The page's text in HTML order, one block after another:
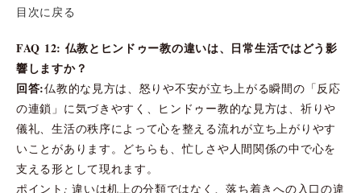
目次に戻る
FAQ 12: 仏教とヒンドゥー教の違いは、日常生活ではどう影
響しますか？
回答:仏教的な見方は、怒りや不安が立ち上がる瞬間の「反応
の連鎖」に気づきやすく、ヒンドゥー教的な見方は、祈りや
儀礼、生活の秩序によって心を整える流れが立ち上がりやす
いことがあります。どちらも、忙しさや人間関係の中で心を
支える形として現れます。
ポイント: 違いは机上の分類ではなく、落ち着きへの入口の違